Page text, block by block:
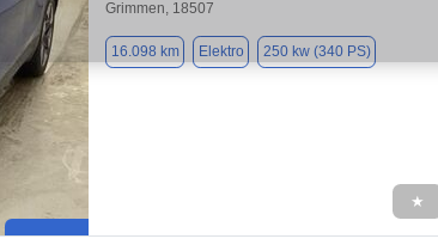
Grimmen, 18507
16.098 km Elektro 250 kw (340 PS)
★